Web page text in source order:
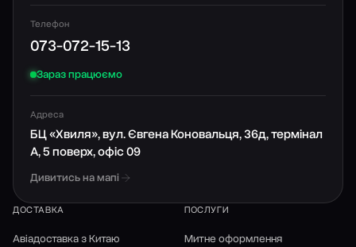
Телефон
073-072-15-13
Зараз працюємо
Адреса
БЦ «Хвиля», вул. Євгена Коновальця, 36д, термінал
А, 5 поверх, офіс 09
Дивитись на мапі
ДОСТАВКА
Авіадоставка з Китаю
ПОСЛУГИ
Митне оформлення